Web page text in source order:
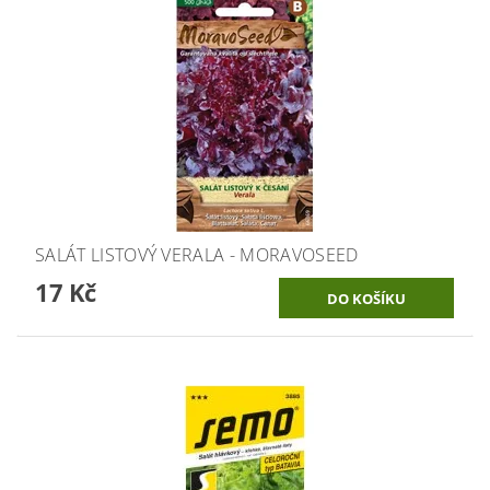
SALÁT LISTOVÝ VERALA - MORAVOSEED
17 Kč